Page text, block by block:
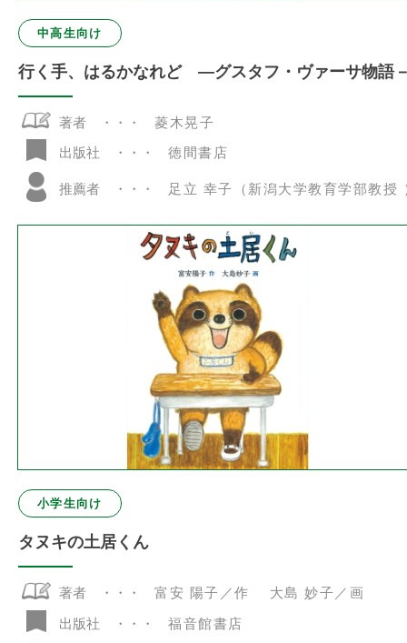
中高生向け
行く手、はるかなれど ―グスタフ・ヴァーサ物語
著者
菱木晃子
出版社
徳間書店
推薦者 足立 幸子（新潟大学教育学部教授
小学生向け
タヌキの土居くん
著者
富安 陽子／作 大島 妙子／画
出版社
福音館書店